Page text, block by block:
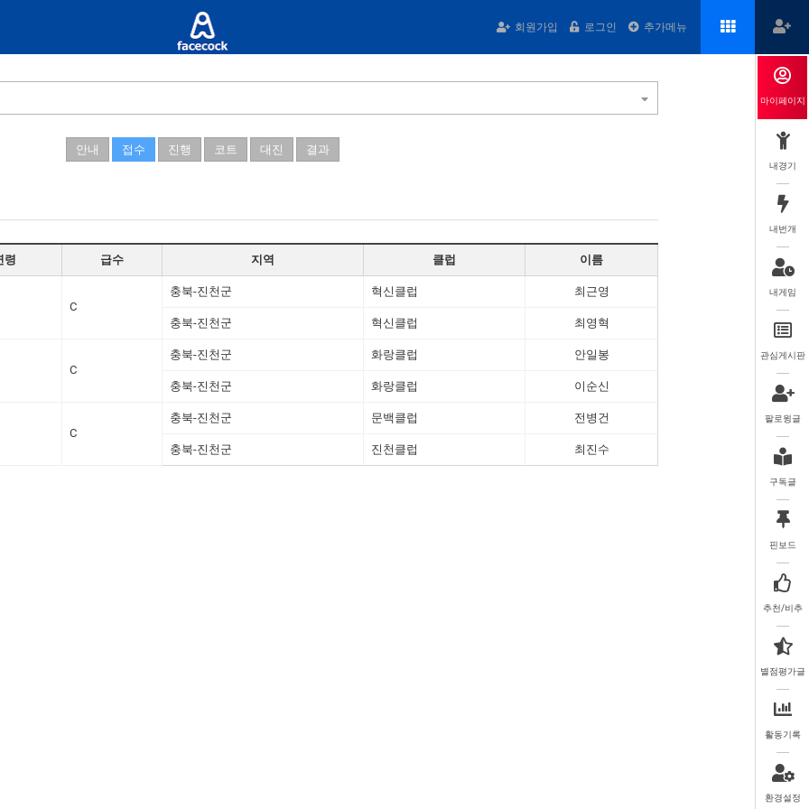
회원가입 로그인 추가메뉴
안내 접수 진행 코트 대진 결과
령 급수 지역 클럽 이름
C
충북-진천군 혁신클럽 최근영
충북-진천군 혁신클럽 최영혁
C
충북-진천군 화랑클럽 안일봉
충북-진천군 화랑클럽 이순신
C
충북-진천군 문백클럽 전병건
충북-진천군 진천클럽 최진수
마이페이지
내경기
내번개
내게임
관심게시판
팔로윙글
구독글
핀보드
추천/비추
별점평가글
활동기록
환경설정